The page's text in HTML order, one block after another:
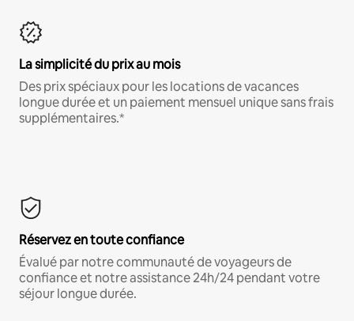
La simplicité du prix au mois
Des prix spéciaux pour les locations de vacances
longue durée et un paiement mensuel unique sans frais
supplémentaires.*
Réservez en toute confiance
Évalué par notre communauté de voyageurs de
confiance et notre assistance 24h/24 pendant votre
séjour longue durée.